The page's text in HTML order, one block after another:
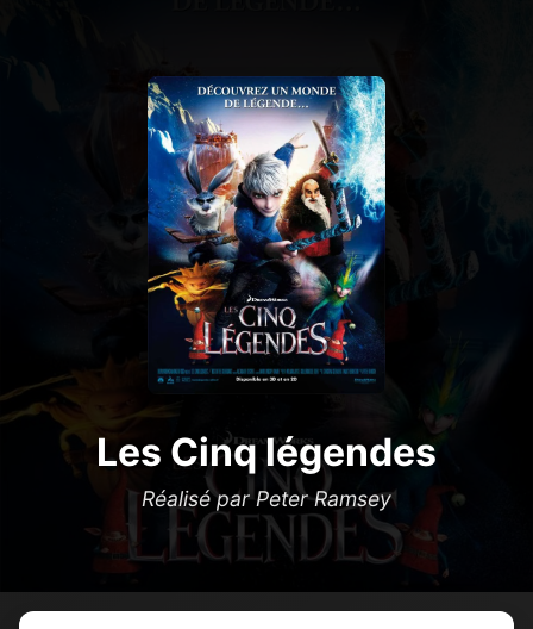
Les Cinq légendes
Réalisé par Peter Ramsey